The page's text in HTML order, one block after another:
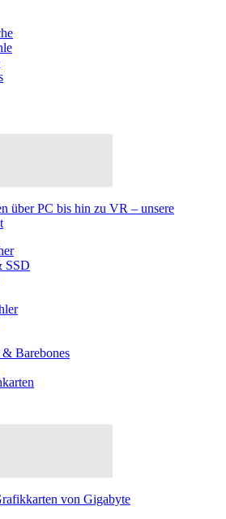
über PC bis hin zu VR – unsere
SSD
& Barebones
von Gigabyte